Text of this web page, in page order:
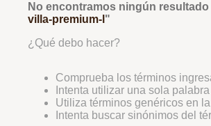
No encontramos ningún resultado
villa-premium-l "
¿Qué debo hacer?
Comprueba los términos
Intenta utilizar una sola palabra
Utiliza términos genéricos en
Intenta buscar sinónimos del